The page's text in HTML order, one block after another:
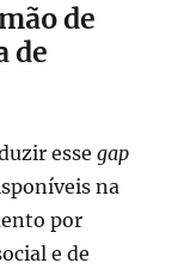
de
de
essegap
na
por
e de